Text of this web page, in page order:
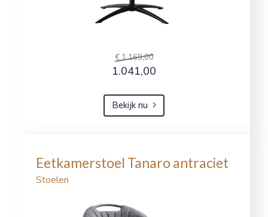
€ 1.169,00
1.041,00
Bekijk nu
Eetkamerstoel Tanaro antraciet
Stoelen